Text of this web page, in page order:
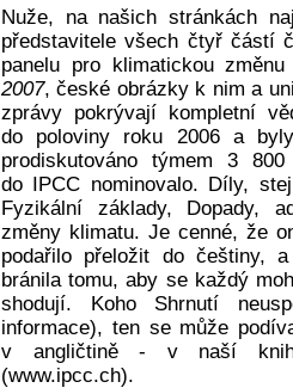
Nuže, na našich stránkách
představitele všech čtyř částí
panelu pro klimatickou
2007, české obrázky k nim a
zprávy pokrývají kompletní
do poloviny roku 2006 a
prodiskutováno týmem 3
do IPCC nominovalo. Díly,
Fyzikální základy, Dopady,
změny klimatu. Je cenné, že
podařilo přeložit do češtiny,
bránila tomu, aby se každý
shodují. Koho Shrnutí
informace), ten se může
v angličtině - v naší
(www.ipcc.ch).